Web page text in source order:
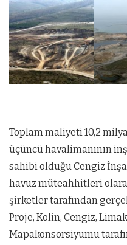
Toplam maliyeti 10,2
üçüncü havalimanının
sahibi olduğu Cengiz
havuz müteahhitleri
şirketler tarafından
Proje, Kolin, Cengiz,
Mapakonsorsiyumu